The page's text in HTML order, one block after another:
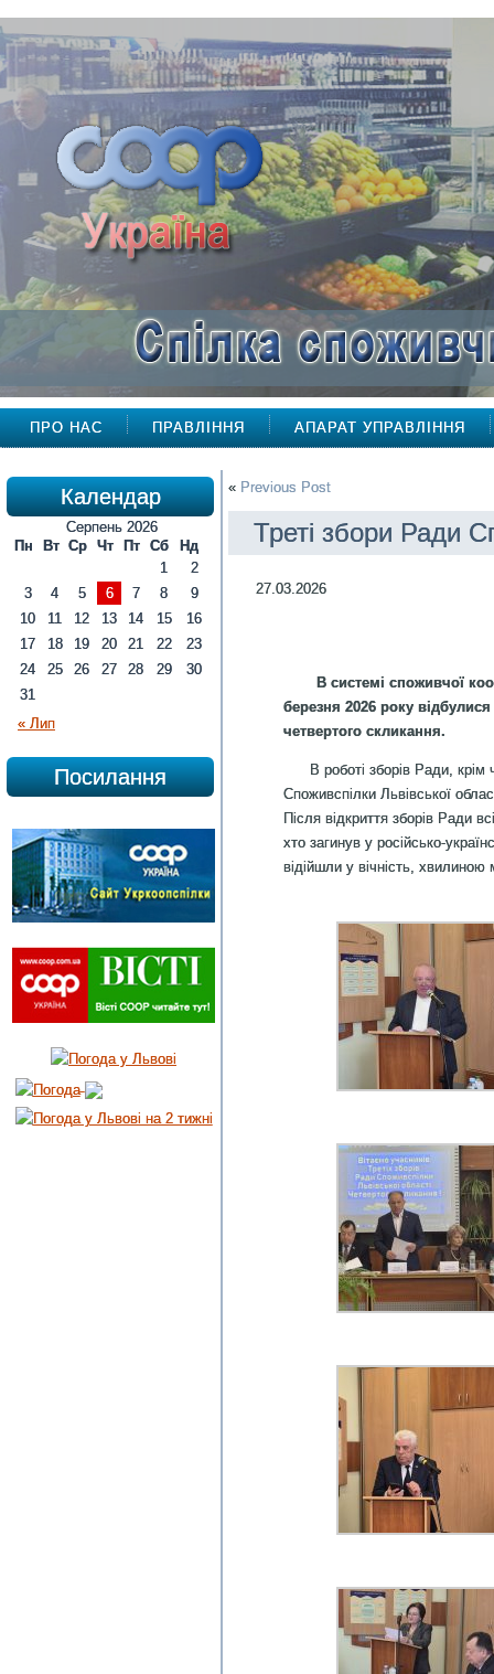
ПРО НАС ПРАВЛІННЯ АПАРАТ УПРАВЛІННЯ
Календар
Серпень 2026
Пн
Вт Ср Чт Пт Сб Нд
« Лип
1
2
3
4 5 6 7 8
9
10
11 12 13 14 15
16
17
18 19 20 21 22
23
24
25 26 27 28 29
30
31
Посилання
« Previous Post
Треті збори Ради
27.03.2026
В системі споживчої
березня 2026 року
четвертого скликання.
В роботі зборів Ради, крім
Споживспілки Львівської
Після відкриття зборів Ради
хто загинув у російсько-
відійшли у вічність, хвилиною